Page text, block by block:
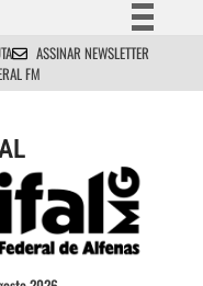
Simplifique!
Comunica BR
à informação
Legislação
Canais
ASSINAR NEWSLETTER
FM